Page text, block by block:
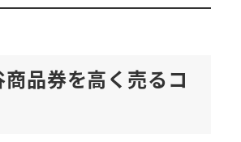
品券を高く売るコ